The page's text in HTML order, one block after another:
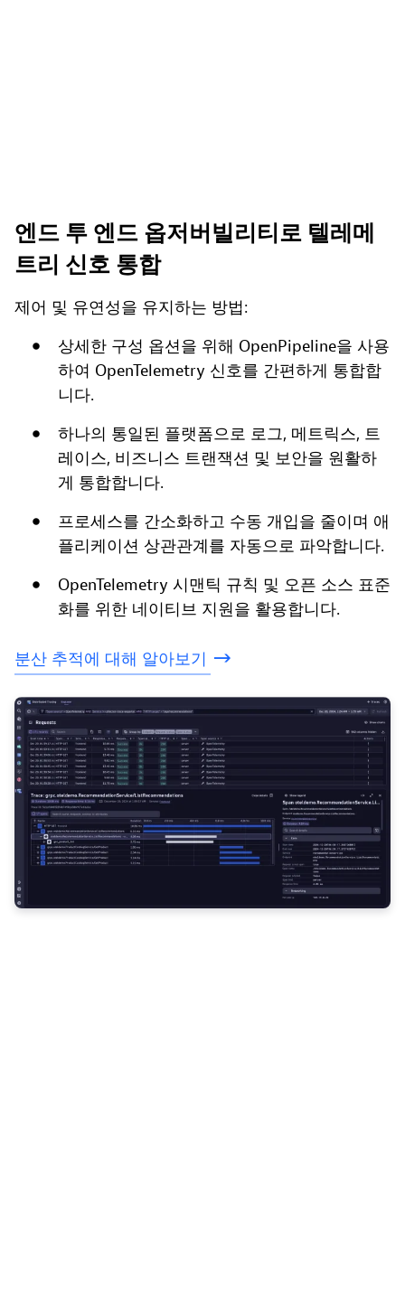
엔드 투 엔드 옵저버빌리티로 텔레메
트리 신호 통합
제어 및 유연성을 유지하는 방법:
상세한 구성 옵션을 위해 OpenPipeline을 사용
하여 OpenTelemetry 신호를 간편하게 통합합
니다.
하나의 통일된 플랫폼으로 로그, 메트릭스, 트
레이스, 비즈니스 트랜잭션 및 보안을 원활하
게 통합합니다.
프로세스를 간소화하고 수동 개입을 줄이며 애
플리케이션 상관관계를 자동으로 파악합니다.
OpenTelemetry 시맨틱 규칙 및 오픈 소스 표준
화를 위한 네이티브 지원을 활용합니다.
분산 추적에 대해 알아보기